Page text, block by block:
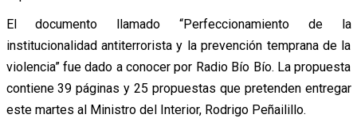
El documento llamado “Perfeccionamiento de la
institucionalidad antiterrorista y la prevención temprana de la
violencia” fue dado a conocer por Radio Bío Bío. La propuesta
contiene 39 páginas y 25 propuestas que pretenden entregar
este martes al Ministro del Interior, Rodrigo Peñailillo.